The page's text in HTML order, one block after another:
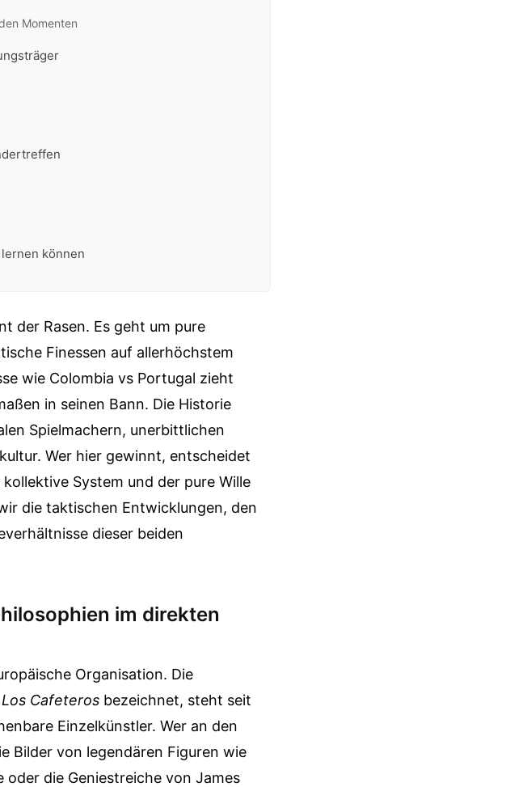
Momenten
können
der Rasen. Es geht um pure
Finessen auf allerhöchstem
wie Colombia vs Portugal zieht
in seinen Bann. Die Historie
Spielmachern, unerbittlichen
Wer hier gewinnt, entscheidet
System und der pure Wille
die taktischen Entwicklungen, den
dieser beiden
im direkten
Organisation. Die
Los Cafeteros bezeichnet, steht seit
Einzelkünstler. Wer an den
Bilder von legendären Figuren wie
oder die Geniestreiche von James